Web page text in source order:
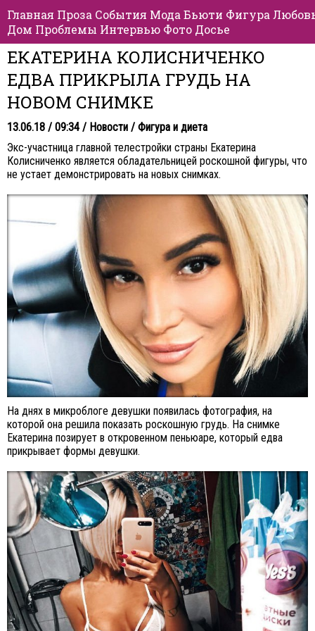
Главная Проза События Мода Бьюти Фигура
Дом Проблемы Интервью Фото Досье
ЕКАТЕРИНА КОЛИСНИЧЕНКО
ЕДВА ПРИКРЫЛА ГРУДЬ НА
НОВОМ СНИМКЕ
13.06.18 / 09:34 / Новости / Фигура и диета
Экс-участница главной телестройки страны Екатерина
Колисниченко является обладательницей роскошной фигуры, что
не устает демонстрировать на новых снимках.
На днях в микроблоге девушки появилась фотография, на
которой она решила показать роскошную грудь. На снимке
Екатерина позирует в откровенном пеньюаре, который едва
прикрывает формы девушки.